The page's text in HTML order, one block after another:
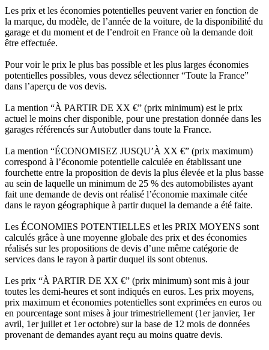
Les prix et les économies potentielles peuvent varier en fonction de
la marque, du modèle, de l’année de la voiture, de la disponibilité du
garage et du moment et de l’endroit en France où la demande doit
être effectuée.
Pour voir le prix le plus bas possible et les plus larges économies
potentielles possibles, vous devez sélectionner “Toute la France”
dans l’aperçu de vos devis.
La mention “À PARTIR DE XX €” (prix minimum) est le prix
actuel le moins cher disponible, pour une prestation donnée dans les
garages référencés sur Autobutler dans toute la France.
La mention “ÉCONOMISEZ JUSQU’À XX €” (prix maximum)
correspond à l’économie potentielle calculée en établissant une
fourchette entre la proposition de devis la plus élevée et la plus basse
au sein de laquelle un minimum de 25 % des automobilistes ayant
fait une demande de devis ont réalisé l’économie maximale citée
dans le rayon géographique à partir duquel la demande a été faite.
Les ÉCONOMIES POTENTIELLES et les PRIX MOYENS sont
calculés grâce à une moyenne globale des prix et des économies
réalisés sur les propositions de devis d’une même catégorie de
services dans le rayon à partir duquel ils sont obtenus.
Les prix “À PARTIR DE XX €” (prix minimum) sont mis à jour
toutes les demi-heures et sont indiqués en euros. Les prix moyens,
prix maximum et économies potentielles sont exprimées en euros ou
en pourcentage sont mises à jour trimestriellement (1er janvier, 1er
avril, 1er juillet et 1er octobre) sur la base de 12 mois de données
provenant de demandes ayant reçu au moins quatre devis.